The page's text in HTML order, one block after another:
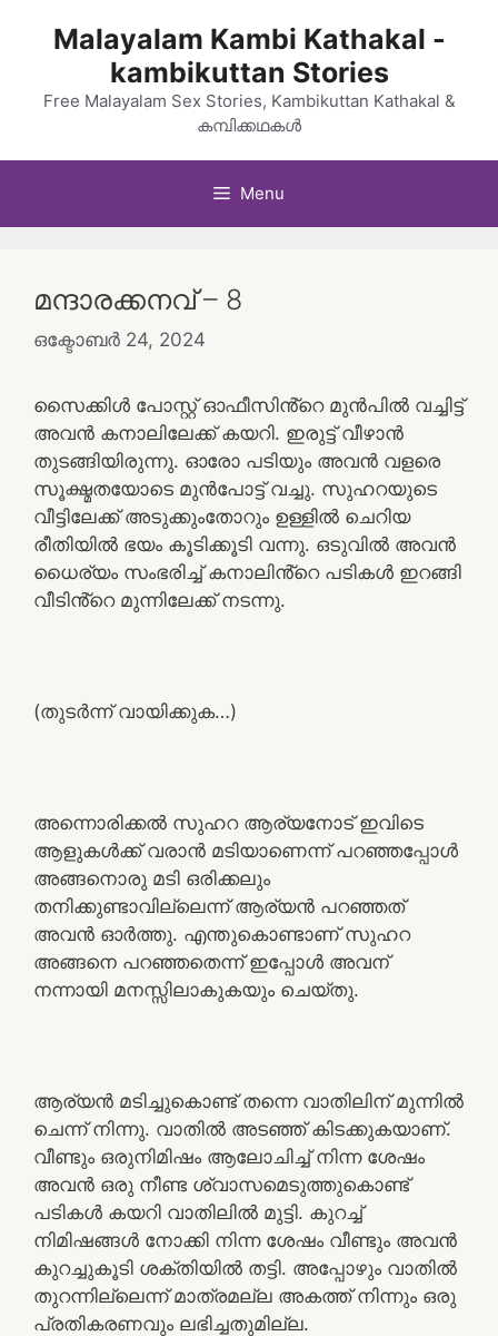
Malayalam Kambi Kathakal -
kambikuttan Stories
Free Malayalam Sex Stories, Kambikuttan Kathakal &
കമ്പിക്കഥകൾ
Menu
മന്ദാരക്കനവ് – 8
ഒക്ടോബർ 24, 2024
സൈക്കിൾ പോസ്റ്റ് ഓഫീസിൻ്റെ മുൻപിൽ വച്ചിട്ട്
അവൻ കനാലിലേക്ക് കയറി. ഇരുട്ട് വീഴാൻ
തുടങ്ങിയിരുന്നു. ഓരോ പടിയും അവൻ വളരെ
സൂക്ഷ്മതയോടെ മുൻപോട്ട് വച്ചു. സുഹറയുടെ
വീട്ടിലേക്ക് അടുക്കുംതോറും ഉള്ളിൽ ചെറിയ
രീതിയിൽ ഭയം കൂടിക്കൂടി വന്നു. ഒടുവിൽ അവൻ
ധൈര്യം സംഭരിച്ച് കനാലിൻ്റെ പടികൾ ഇറങ്ങി
വീടിൻ്റെ മുന്നിലേക്ക് നടന്നു.
(തുടർന്ന് വായിക്കുക…)
അന്നൊരിക്കൽ സുഹറ ആര്യനോട് ഇവിടെ
ആളുകൾക്ക് വരാൻ മടിയാണെന്ന് പറഞ്ഞപ്പോൾ
അങ്ങനൊരു മടി ഒരിക്കലും
തനിക്കുണ്ടാവില്ലെന്ന് ആര്യൻ പറഞ്ഞത്
അവൻ ഓർത്തു. എന്തുകൊണ്ടാണ് സുഹറ
അങ്ങനെ പറഞ്ഞതെന്ന് ഇപ്പോൾ അവന്
നന്നായി മനസ്സിലാകുകയും ചെയ്തു.
ആര്യൻ മടിച്ചുകൊണ്ട് തന്നെ വാതിലിന് മുന്നിൽ
ചെന്ന് നിന്നു. വാതിൽ അടഞ്ഞ് കിടക്കുകയാണ്.
വീണ്ടും ഒരുനിമിഷം ആലോചിച്ച് നിന്ന ശേഷം
അവൻ ഒരു നീണ്ട ശ്വാസമെടുത്തുകൊണ്ട്
പടികൾ കയറി വാതിലിൽ മുട്ടി. കുറച്ച്
നിമിഷങ്ങൾ നോക്കി നിന്ന ശേഷം വീണ്ടും അവൻ
കുറച്ചുകൂടി ശക്തിയിൽ തട്ടി. അപ്പോഴും വാതിൽ
തുറന്നില്ലെന്ന് മാത്രമല്ല അകത്ത് നിന്നും ഒരു
പ്രതികരണവും ലഭിച്ചതുമില്ല.